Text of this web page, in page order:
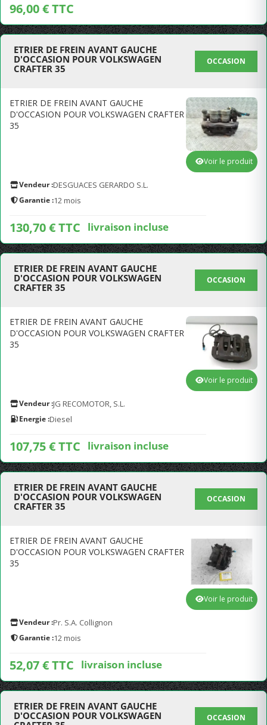
96,00 € TTC
ETRIER DE FREIN AVANT GAUCHE
D'OCCASION POUR VOLKSWAGEN
CRAFTER 35
OCCASION
ETRIER DE FREIN AVANT GAUCHE
D'OCCASION POUR VOLKSWAGEN CRAFTER
35
Vendeur :DESGUACES GERARDO S.L.
Garantie :12 mois
130,70 € TTC livraison incluse
Voir le produit
ETRIER DE FREIN AVANT GAUCHE
D'OCCASION POUR VOLKSWAGEN
CRAFTER 35
OCCASION
ETRIER DE FREIN AVANT GAUCHE
D'OCCASION POUR VOLKSWAGEN CRAFTER
35
Vendeur :JG RECOMOTOR, S.L.
Energie :Diesel
107,75 € TTC livraison incluse
Voir le produit
ETRIER DE FREIN AVANT GAUCHE
D'OCCASION POUR VOLKSWAGEN
CRAFTER 35
OCCASION
ETRIER DE FREIN AVANT GAUCHE
D'OCCASION POUR VOLKSWAGEN CRAFTER
35
Vendeur :Pr. S.A. Collignon
Garantie :12 mois
52,07 € TTC livraison incluse
Voir le produit
ETRIER DE FREIN AVANT GAUCHE
D'OCCASION POUR VOLKSWAGEN
OCCASION